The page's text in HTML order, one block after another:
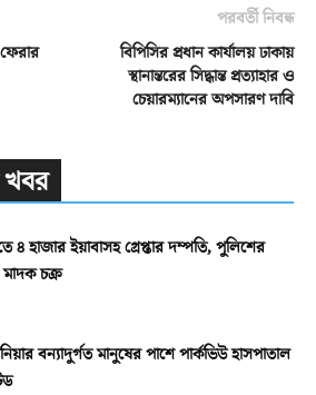
পরবর্তী নিবন্ধ
বিপিসির প্রধান কার্যালয় ঢাকায়
স্থানান্তরের সিদ্ধান্ত প্রত্যাহার ও
চেয়ারম্যানের অপসারণ দাবি
৪ হাজার ইয়াবাসহ গ্রেপ্তার দম্পতি, পুলিশের
চক্র
বন্যাদুর্গত মানুষের পাশে পার্কভিউ হাসপাতাল